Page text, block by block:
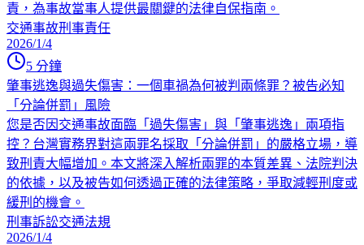
責，為事故當事人提供最關鍵的法律自保指南。
交通事故刑事責任
2026/1/4
5 分鐘
肇事逃逸與過失傷害：一個車禍為何被判兩條罪？被告必知
「分論併罰」風險
您是否因交通事故面臨「過失傷害」與「肇事逃逸」兩項指
控？台灣實務界對這兩罪名採取「分論併罰」的嚴格立場，導
致刑責大幅增加。本文將深入解析兩罪的本質差異、法院判決
的依據，以及被告如何透過正確的法律策略，爭取減輕刑度或
緩刑的機會。
刑事訴訟交通法規
2026/1/4